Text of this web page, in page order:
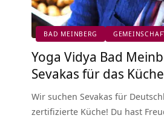
BAD MEINBERG
Yoga Vidya Bad
Sevakas für das
Wir suchen Sevakas für
zertifizierte Küche! Du hast